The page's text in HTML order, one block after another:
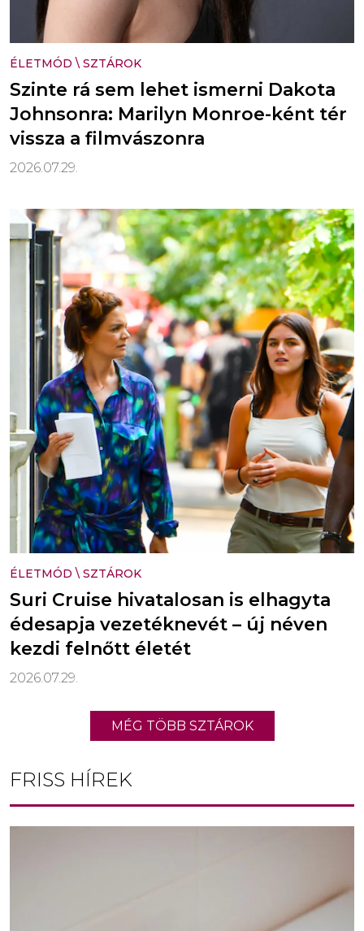
ÉLETMÓD \ SZTÁROK
Szinte rá sem lehet ismerni Dakota
Johnsonra: Marilyn Monroe-ként tér
vissza a filmvászonra
2026.07.29.
ÉLETMÓD \ SZTÁROK
Suri Cruise hivatalosan is elhagyta
édesapja vezetéknevét – új néven
kezdi felnőtt életét
2026.07.29.
MÉG TÖBB SZTÁROK
FRISS HÍREK